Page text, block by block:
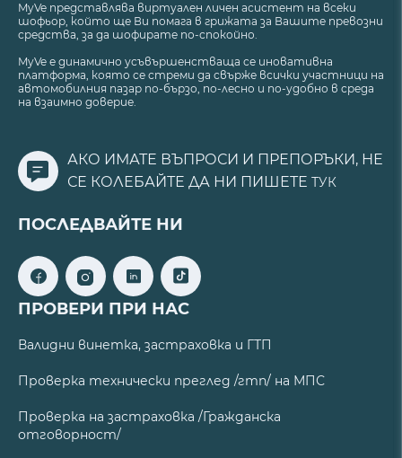
MyVe представлява виртуален личен асистент на всеки
шофьор, който ще Ви помага в грижата за Вашите превозни
средства, за да шофирате по-спокойно.
MyVe е динамично усъвършенстваща се иновативна
платформа, която се стреми да свърже всички участници на
автомобилния пазар по-бързо, по-лесно и по-удобно в среда
на взаимно доверие.
АКО ИМАТЕ ВЪПРОСИ И ПРЕПОРЪКИ, НЕ
СЕ КОЛЕБАЙТЕ ДА НИ ПИШЕТЕ ТУК
ПОСЛЕДВАЙТЕ НИ
ПРОВЕРИ ПРИ НАС
Валидни винетка, застраховка и ГТП
Проверка технически преглед /гтп/ на МПС
Проверка на застраховка /Гражданска
отговорност/